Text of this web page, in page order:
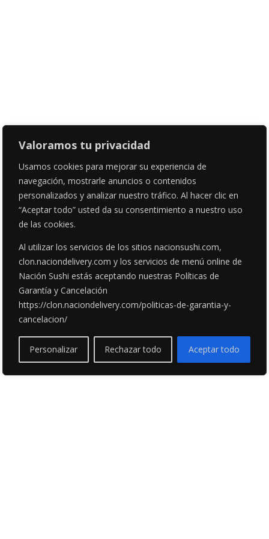
Valoramos tu privacidad
Usamos cookies para mejorar su experiencia de
navegación, mostrarle anuncios o contenidos
personalizados y analizar nuestro tráfico. Al hacer clic en
“Aceptar todo” usted da su consentimiento a nuestro uso
de las cookies.
Al utilizar los servicios de los sitios nacionsushi.com,
clon.naciondelivery.com y los servicios de menú online de
Nación Sushi estás aceptando nuestras Políticas de
Garantía y Cancelación
https://clon.naciondelivery.com/politicas-de-garantia-y-
cancelacion/
Personalizar Rechazar todo Aceptar todo